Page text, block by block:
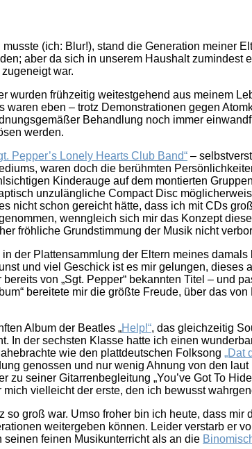
(ich: Blur!), stand die Generation meiner
aber da sich in unserem Haushalt zumindest
war.
frühzeitig weitestgehend aus meinem
eben – trotz Demonstrationen gegen
Behandlung noch immer
werden.
Pepper’s Lonely Hearts Club Band“ –
waren doch die berühmten
Kinderauge auf dem montierten
unzulängliche Compact Disc
nicht schon gereicht hätte, dass ich mit CDs
wenngleich sich mir das Konzept
fröhliche Grundstimmung der Musik nicht
der Plattensammlung der Eltern meines
und viel Geschick ist es mir gelungen, dieses
von „Sgt. Pepper“ bekannten Titel – und
bereitete mir die größte Freude, über das
Album der Beatles „Help!“, das gleichzeitig
In der sechsten Klasse hatte ich einen
wie den plattdeutschen Folksong „Dat
genossen und nur wenig Ahnung von den
seiner Gitarrenbegleitung „You’ve Got To
vielleicht der erste, den ich bewusst
groß war. Umso froher bin ich heute, dass mir
weitergeben können. Leider verstarb er
feinen Musikunterricht als an die